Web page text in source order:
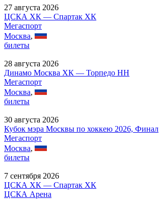
27 августа 2026
ЦСКА ХК — Спартак ХК
Мегаспорт
Москва,
билеты
28 августа 2026
Динамо Москва ХК — Торпедо НН
Мегаспорт
Москва,
билеты
30 августа 2026
Кубок мэра Москвы по хоккею 2026, Финал
Мегаспорт
Москва,
билеты
7 сентября 2026
ЦСКА ХК — Спартак ХК
ЦСКА Арена